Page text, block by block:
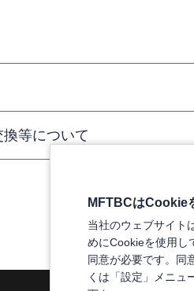
等について
MFTBCはCookie
当社のウェブサイト
めにCookieを使用し
同意が必要です。同
くは「設定」メニュ